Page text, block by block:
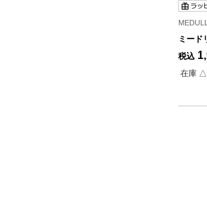
ミード
税込
在庫 △